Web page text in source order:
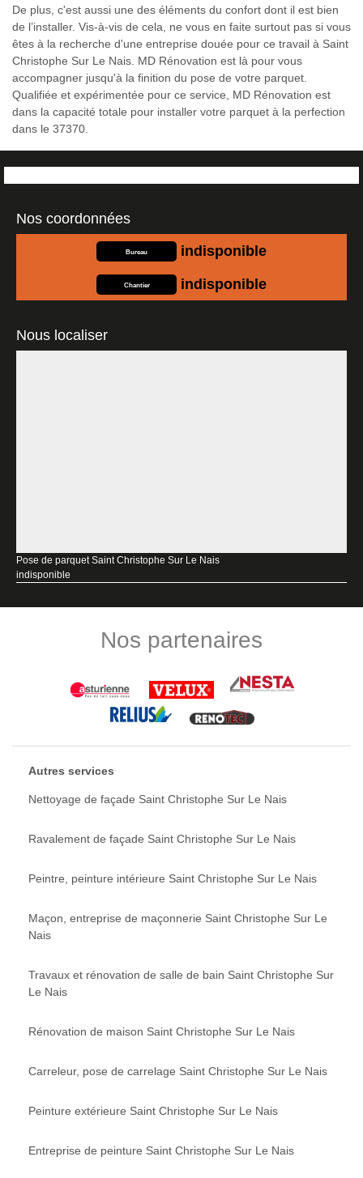
De plus, c'est aussi une des éléments du confort dont il est bien
de l’installer. Vis-à-vis de cela, ne vous en faite surtout pas si vous
êtes à la recherche d'une entreprise douée pour ce travail à Saint
Christophe Sur Le Nais. MD Rénovation est là pour vous
accompagner jusqu'à la finition du pose de votre parquet.
Qualifiée et expérimentée pour ce service, MD Rénovation est
dans la capacité totale pour installer votre parquet à la perfection
dans le 37370.
Nos coordonnées
Bureau indisponible
Chantier indisponible
Nous localiser
Pose de parquet Saint Christophe Sur Le Nais
indisponible
Nos partenaires
Autres services
Nettoyage de façade Saint Christophe Sur Le Nais
Ravalement de façade Saint Christophe Sur Le Nais
Peintre, peinture intérieure Saint Christophe Sur Le Nais
Maçon, entreprise de maçonnerie Saint Christophe Sur Le
Nais
Travaux et rénovation de salle de bain Saint Christophe Sur
Le Nais
Rénovation de maison Saint Christophe Sur Le Nais
Carreleur, pose de carrelage Saint Christophe Sur Le Nais
Peinture extérieure Saint Christophe Sur Le Nais
Entreprise de peinture Saint Christophe Sur Le Nais